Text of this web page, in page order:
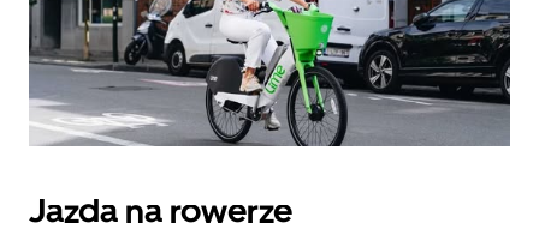
Jazda na rowerze